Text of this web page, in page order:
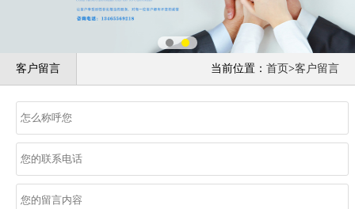
客户留言 当前位置： 首页>客户留言